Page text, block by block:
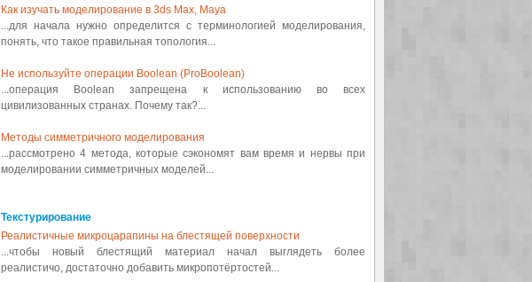
Как изучать моделирование в 3ds Max, Maya
...для начала нужно определится с терминологией моделирования,
понять, что такое правильная топология...
Не используйте операции Boolean (ProBoolean)
...операция Boolean запрещена к использованию во всех
цивилизованных странах. Почему так?...
Методы симметричного моделирования
...рассмотрено 4 метода, которые сэкономят вам время и нервы при
моделировании симметричных моделей...
Текстурирование
Реалистичные микроцарапины на блестящей поверхности
...чтобы новый блестящий материал начал выглядеть более
реалистичо, достаточно добавить микропотёртостей...